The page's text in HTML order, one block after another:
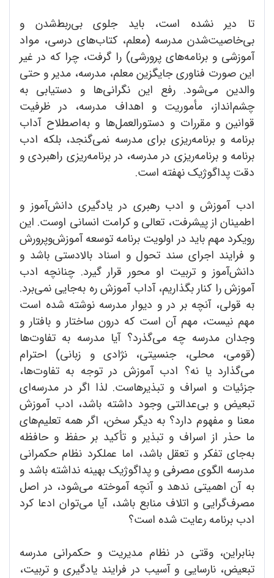
تا دیر نشده است، باید جلوی بی‌ربط‌شدن و
بی‌خاصیت‌شدن مدرسه (معلم، کتاب‌های درسی، مواد
آموزشی و برنامه‌های پرورشی) را گرفت، چرا که در غیر
این صورت فناوری جایگزین معلم، مدرسه، مدیر و حتی
والدین می‌شود. رفع این نگرانی‌ها و دستیابی به
چشم‌انداز، مأموریت و اهداف مدرسه، در ظرفیت
قوانین و مقررات و دستورالعمل‌ها و به‌اصطلاح آداب
برنامه و برنامه‌ریزی برای مدرسه نمی‌گنجد، بلکه ادب
برنامه و برنامه‌ریزی در مدرسه، در برنامه‌ریزی راهبردی و
دقت پداگوژیک نهفته است.
ادب آموزش و ادب رهبری در یادگیری دانش‌آموز و
اطمینان از پیشرفت، تعالی و کرامت انسانی اوست. این
رویکرد مهم باید در اولویت برنامه توسعه آموزش‌وپرورش
و فرایند اجرای سند تحول و اسناد بالادستی باشد و
دانش‌آموز و تربیت او محور قرار گیرد. چنانچه ادب
آموزش را کنار بگذاریم، آداب آموزش ره به‌جایی نمی‌برد.
به قولی، آنچه بر در و دیوار مدرسه نوشته شده است
مهم نیست، مهم آن است که درون ساختار و بافتار و
وجدان مدرسه چه می‌گذرد؟ آیا مدرسه به تفاوت‌ها
(قومی، محلی، جنسیتی، نژادی و زبانی) احترام
می‌گذارد یا نه؟ ادب آموزش در توجه به تفاوت‌ها،
جزئیات و اسراف و تبذیرهاست. لذا اگر در مدرسه‌ای
تبعیض و بی‌عدالتی وجود داشته باشد، ادب آموزش
معنا و مفهوم دارد؟ به دیگر سخن، اگر همه تعلیم‌های
ما حذر از اسراف و تبذیر و تأکید بر حفظ و حافظه
به‌جای تفکر و تعقل باشد، اما عملکرد نظام حکمرانی
مدرسه الگوی مصرفی و پداگوژیک بهینه نداشته باشد و
به آن اهمیتی ندهد و آنچه آموخته می‌شود، در اصل
مصرف‌گرایی و اتلاف منابع باشد، آیا می‌توان ادعا کرد
ادب برنامه رعایت شده است؟
بنابراین، وقتی در نظام مدیریت و حکمرانی مدرسه
تبعیض، نارسایی و آسیب در فرایند یادگیری و تربیت،